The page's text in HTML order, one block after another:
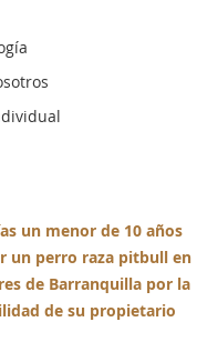
un menor de 10 años
un perro raza pitbull en
de Barranquilla por la
de su propietario